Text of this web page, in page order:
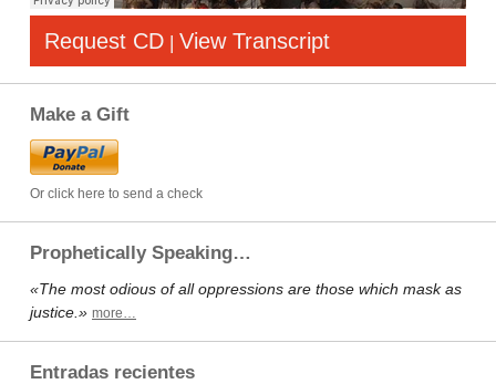
Request CD | View Transcript
Make a Gift
Or click here to send a check
Prophetically Speaking…
«The most odious of all oppressions are those which mask as
justice.» more…
Entradas recientes